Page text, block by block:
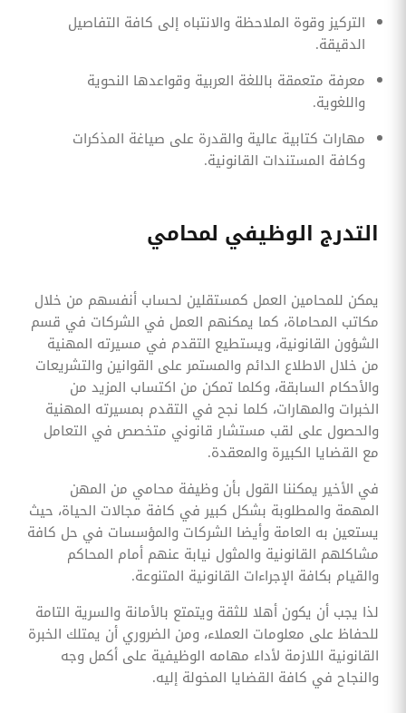
التركيز وقوة الملاحظة والانتباه إلى كافة التفاصيل
الدقيقة.
معرفة متعمقة باللغة العربية وقواعدها النحوية
واللغوية.
مهارات كتابية عالية والقدرة على صياغة المذكرات
وكافة المستندات القانونية.
التدرج الوظيفي لمحامي
يمكن للمحامين العمل كمستقلين لحساب أنفسهم من خلال
مكاتب المحاماة، كما يمكنهم العمل في الشركات في قسم
الشؤون القانونية، ويستطيع التقدم في مسيرته المهنية
من خلال الاطلاع الدائم والمستمر على القوانين والتشريعات
والأحكام السابقة، وكلما تمكن من اكتساب المزيد من
الخبرات والمهارات، كلما نجح في التقدم بمسيرته المهنية
والحصول على لقب مستشار قانوني متخصص في التعامل
مع القضايا الكبيرة والمعقدة.
في الأخير يمكننا القول بأن وظيفة محامي من المهن
المهمة والمطلوبة بشكل كبير في كافة مجالات الحياة، حيث
يستعين به العامة وأيضا الشركات والمؤسسات في حل كافة
مشاكلهم القانونية والمثول نيابة عنهم أمام المحاكم
والقيام بكافة الإجراءات القانونية المتنوعة.
لذا يجب أن يكون أهلا للثقة ويتمتع بالأمانة والسرية التامة
للحفاظ على معلومات العملاء، ومن الضروري أن يمتلك الخبرة
القانونية اللازمة لأداء مهامه الوظيفية على أكمل وجه
والنجاح في كافة القضايا المخولة إليه.